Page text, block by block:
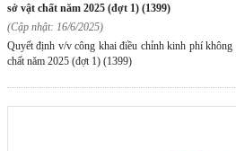
sở vật chất năm 2025 (đợt 1) (1399)
(Cập nhật: 16/6/2025)
Quyết định v/v công khai điều chỉnh kinh phí
chất năm 2025 (đợt 1) (1399)